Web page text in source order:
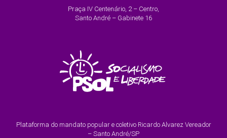
Praça IV Centenário, 2 – Centro,
Santo André – Gabinete 16
Plataforma do mandato popular e coletivo Ricardo Alvarez Vereador
– Santo André/SP